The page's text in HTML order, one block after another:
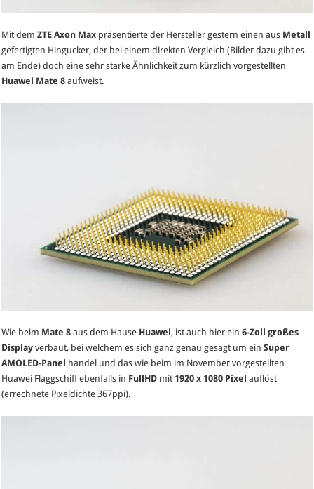
Mit demZTE Axon Max präsentierte der Hersteller gestern einen aus Metall
gefertigten Hingucker, der bei einem direkten Vergleich (Bilder dazu gibt es
am Ende) doch eine sehr starke Ähnlichkeit zum kürzlich vorgestellten
Huawei Mate 8 aufweist.
Wie beim Mate 8 aus dem Hause Huawei, ist auch hier ein6-Zoll großes
Display verbaut, bei welchem es sich ganz genau gesagt um einSuper
AMOLED-Panel handel und das wie beim im November vorgestellten
Huawei Flaggschiff ebenfalls in FullHD mit1920 x 1080 Pixel auflöst
(errechnete Pixeldichte 367ppi).